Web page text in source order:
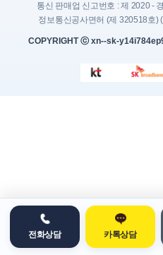
통신 판매업 신고번호 : 제 2020 -
정보통신공사면허 (제 320518호)
COPYRIGHT ⓒ xn--sk-
전화상담 카톡상담